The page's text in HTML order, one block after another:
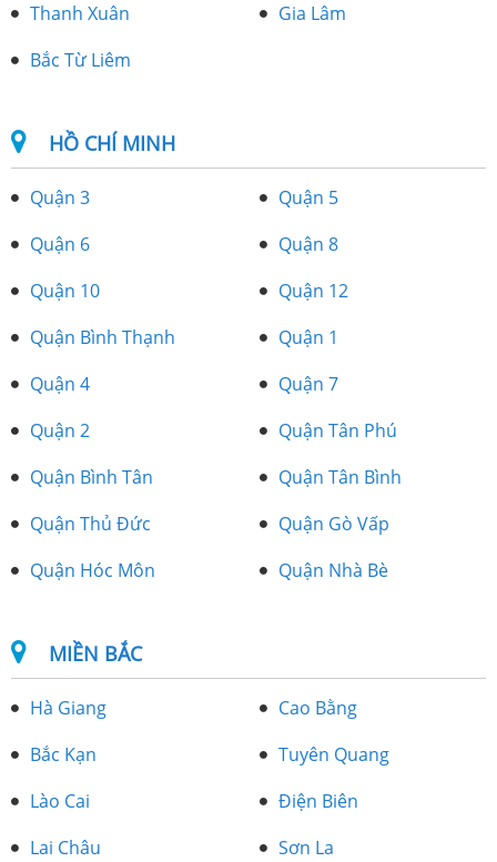
Thanh Xuân
Gia Lâm
Bắc Từ Liêm
HỒ CHÍ MINH
Quận 3
Quận 5
Quận 6
Quận 8
Quận 10
Quận 12
Quận Bình Thạnh
Quận 1
Quận 4
Quận 7
Quận 2
Quận Tân Phú
Quận Bình Tân
Quận Tân Bình
Quận Thủ Đức
Quận Gò Vấp
Quận Hóc Môn
Quận Nhà Bè
MIỀN BẮC
Hà Giang
Cao Bằng
Bắc Kạn
Tuyên Quang
Lào Cai
Điện Biên
Lai Châu
Sơn La